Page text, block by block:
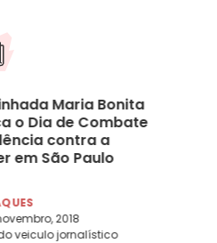
Maria Bonita
o Dia de Combate
contra a
em São Paulo
2018
veiculo jornalístico